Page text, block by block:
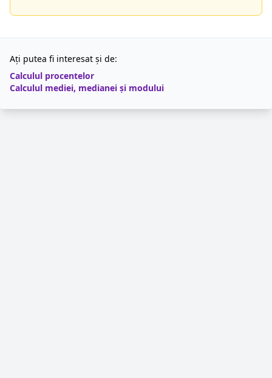
Ați putea fi interesat și de:
Calculul procentelor
Calculul mediei, medianei și modului